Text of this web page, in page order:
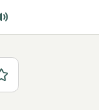
Adgang for alle lyd
Favoritter